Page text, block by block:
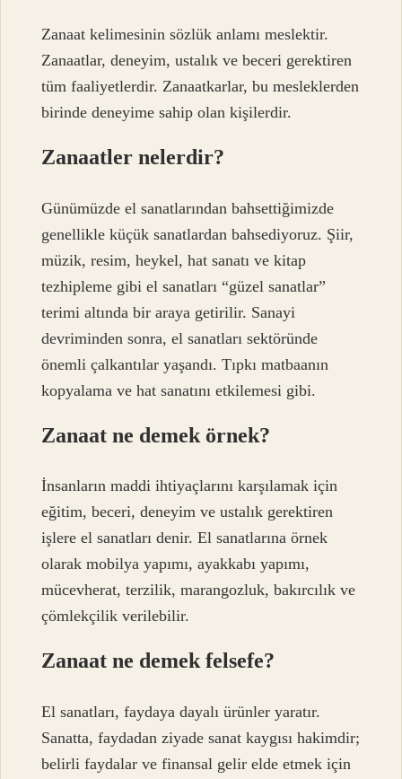
Zanaat kelimesinin sözlük anlamı meslektir.
Zanaatlar, deneyim, ustalık ve beceri gerektiren
tüm faaliyetlerdir. Zanaatkarlar, bu mesleklerden
birinde deneyime sahip olan kişilerdir.
Zanaatler nelerdir?
Günümüzde el sanatlarından bahsettiğimizde
genellikle küçük sanatlardan bahsediyoruz. Şiir,
müzik, resim, heykel, hat sanatı ve kitap
tezhipleme gibi el sanatları “güzel sanatlar”
terimi altında bir araya getirilir. Sanayi
devriminden sonra, el sanatları sektöründe
önemli çalkantılar yaşandı. Tıpkı matbaanın
kopyalama ve hat sanatını etkilemesi gibi.
Zanaat ne demek örnek?
İnsanların maddi ihtiyaçlarını karşılamak için
eğitim, beceri, deneyim ve ustalık gerektiren
işlere el sanatları denir. El sanatlarına örnek
olarak mobilya yapımı, ayakkabı yapımı,
mücevherat, terzilik, marangozluk, bakırcılık ve
çömlekçilik verilebilir.
Zanaat ne demek felsefe?
El sanatları, faydaya dayalı ürünler yaratır.
Sanatta, faydadan ziyade sanat kaygısı hakimdir;
belirli faydalar ve finansal gelir elde etmek için